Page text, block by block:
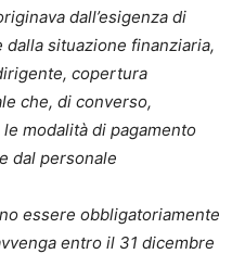
dall’esigenza di
situazione finanziaria,
copertura
che, di converso,
modalità di pagamento
dal personale
essere obbligatoriamente
entro il 31 dicembre